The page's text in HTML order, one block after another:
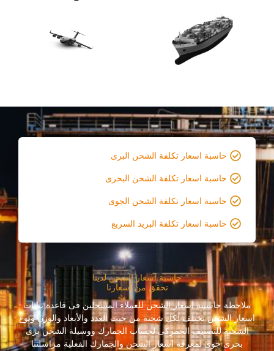
حاسبة اسعار تكلفة الشحن البرى
حاسبة اسعار تكلفة الشحن البحرى
حاسبة اسعار تكلفة الشحن الجوى
حاسبة اسعار تكلفة البريد السريع
حاسبة اسعار الشحن لدينا
تحقق من أسعارنا
ملاحظة حاسبىة اسعار الشحن للعملاء المسجلين فى قاعدة بيانات
اسعار الشحن تختلف لكل شحنة من حيث العدد والأبعاد والوزن ونوع
الشحنة للتصنيف الجمركى لحساب الجمارك ووسيلة الشحن برى
بحرى جوى لمعرفة اسعار الشحن والجمارك الفعلية مراسلتنا